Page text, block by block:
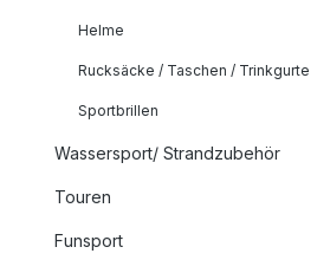
Helme
Rucksäcke / Taschen / Trinkgurte
Sportbrillen
Wassersport/ Strandzubehör
Touren
Funsport